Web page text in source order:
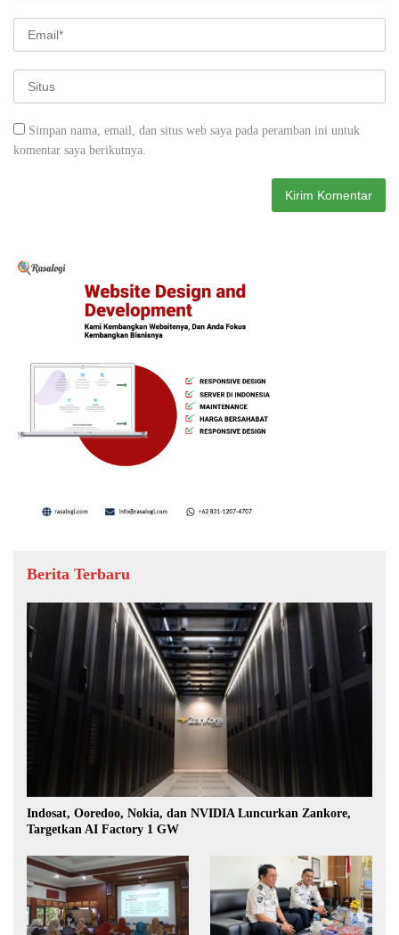
Simpan nama, email, dan situs web saya pada peramban ini untuk
komentar saya berikutnya.
Berita Terbaru
Indosat, Ooredoo, Nokia, dan NVIDIA Luncurkan Zankore,
Targetkan AI Factory 1 GW